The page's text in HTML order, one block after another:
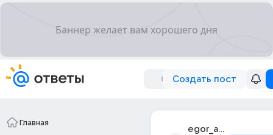
Создать пост
Главная
egor_alexandrovi